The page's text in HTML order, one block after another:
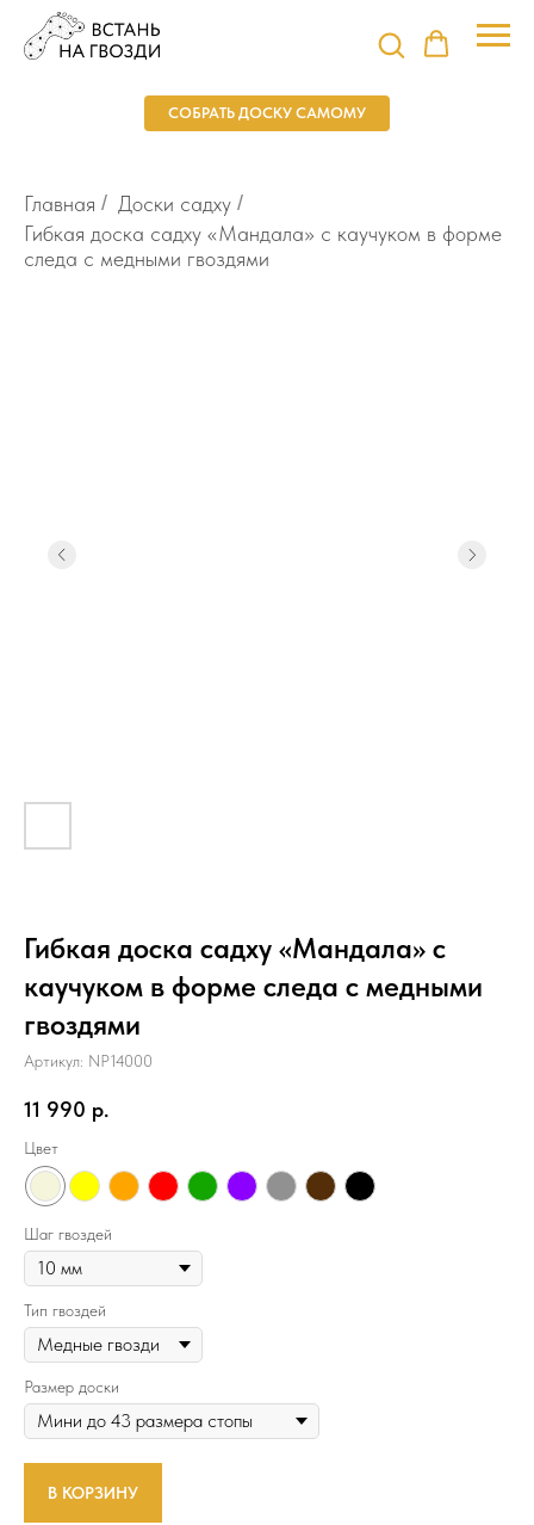
СОБРАТЬ ДОСКУ САМОМУ
Главная / Доски садху /
Гибкая доска садху «Мандала» с каучуком в форме
следа с медными гвоздями
Гибкая доска садху «Мандала» с
каучуком в форме следа с медными
гвоздями
Артикул: NP14000
11 990 р.
Цвет
Шаг гвоздей
Тип гвоздей
Размер доски
В КОРЗИНУ